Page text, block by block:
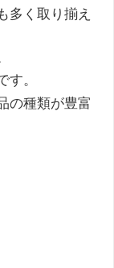
多く取り揃え
す。
の種類が豊富